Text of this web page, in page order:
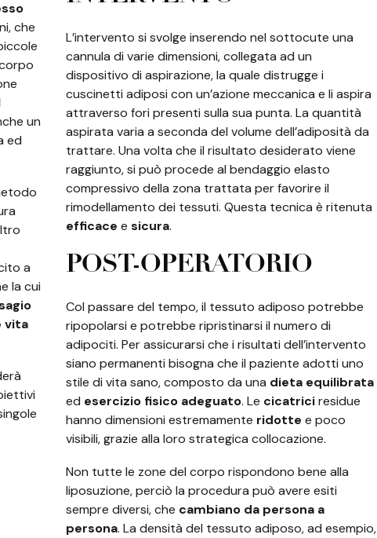
che
un
ed
a
la cui
vita
L’intervento si svolge inserendo nel sottocute una
cannula di varie dimensioni, collegata ad un
dispositivo di aspirazione, la quale distrugge i
cuscinetti adiposi con un’azione meccanica e li aspira
attraverso fori presenti sulla sua punta. La quantità
aspirata varia a seconda del volume dell’adiposità da
trattare. Una volta che il risultato desiderato viene
raggiunto, si può procede al bendaggio elasto
compressivo della zona trattata per favorire il
rimodellamento dei tessuti. Questa tecnica è ritenuta
efficace e sicura.
POST-OPERATORIO
Col passare del tempo, il tessuto adiposo potrebbe
ripopolarsi e potrebbe ripristinarsi il numero di
adipociti. Per assicurarsi che i risultati dell’intervento
siano permanenti bisogna che il paziente adotti uno
stile di vita sano, composto da una dieta equilibrata
ed esercizio fisico adeguato. Le cicatriciresidue
hanno dimensioni estremamente ridotte e poco
visibili, grazie alla loro strategica collocazione.
Non tutte le zone del corpo rispondono bene alla
liposuzione, perciò la procedura può avere esiti
sempre diversi, che cambiano da persona a
persona. La densità del tessuto adiposo, ad esempio,